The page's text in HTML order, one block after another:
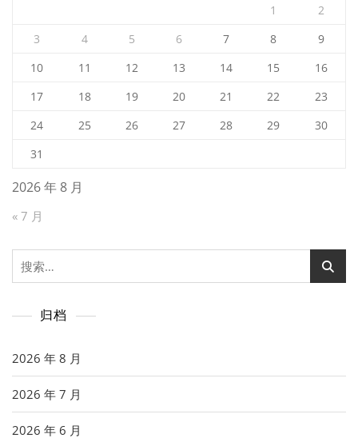
2026 年 8 月
1
2
3
4 5 6 7 8
9
10
11 12 13 14 15
16
17
18 19 20 21 22
23
24
25 26 27 28 29
30
31
« 7 月
搜
索：
归档
2026 年 8 月
2026 年 7 月
2026 年 6 月